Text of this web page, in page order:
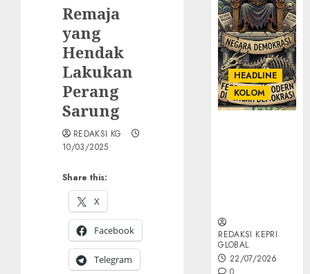
Remaja
yang
Hendak
Lakukan
Perang
Sarung
Share this:
X
Facebook
Telegram
REDAKSI KG
10/03/2025
HEADLINE
KOLOM
REDAKSI KEPRI
GLOBAL
22/07/2026